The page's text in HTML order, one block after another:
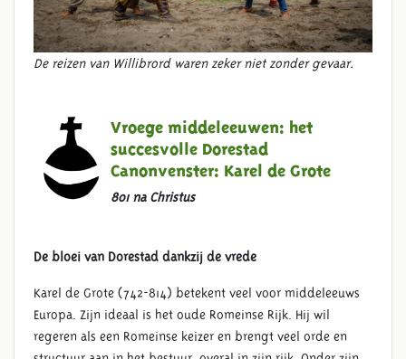
De reizen van Willibrord waren zeker niet zonder gevaar.
Vroege middeleeuwen: het
succesvolle Dorestad
Canonvenster: Karel de Grote
801 na Christus
De bloei van Dorestad dankzij de vrede
Karel de Grote (742-814) betekent veel voor middeleeuws
Europa. Zijn ideaal is het oude Romeinse Rijk. Hij wil
regeren als een Romeinse keizer en brengt veel orde en